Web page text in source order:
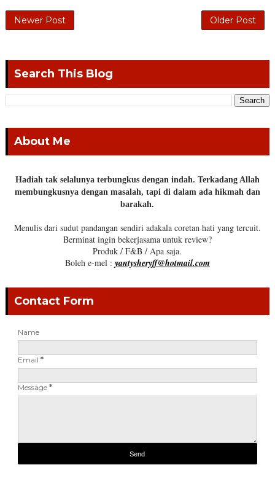
Newer Post Older Post
Search This Blog
About Me
Hadiah tak selalunya terbungkus dengan indah. Terkadang Allah
membungkusnya dengan masalah, tapi di dalam ada hikmah dan
barakah.
Menulis dari sudut pandangan sendiri adakala coretan hati yang tercuit.
Berminat ingin bekerjasama untuk review?
Produk / F&B / Apa saja.
Boleh e-mel : yantysheryff@hotmail.com
Contact Form
Name
Email *
Message *